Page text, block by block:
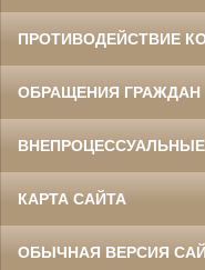
ПРОТИВОДЕЙСТВИЕ
ОБРАЩЕНИЯ ГРАЖДАН
КАРТА САЙТА
ОБЫЧНАЯ ВЕРСИЯ